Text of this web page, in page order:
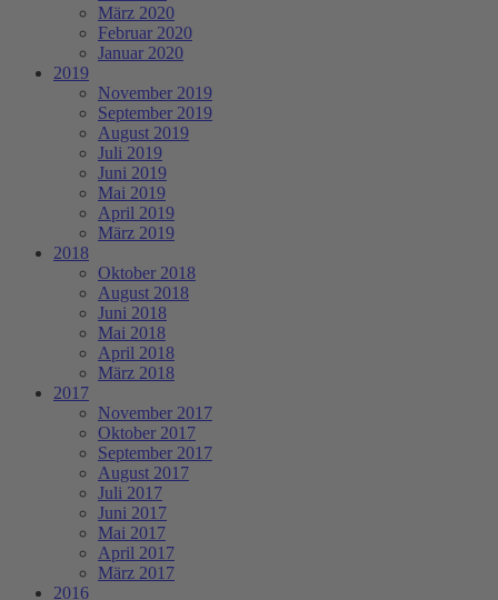
März 2020
Februar 2020
Januar 2020
2019
November 2019
September 2019
August 2019
Juli 2019
Juni 2019
Mai 2019
April 2019
März 2019
2018
Oktober 2018
August 2018
Juni 2018
Mai 2018
April 2018
März 2018
2017
November 2017
Oktober 2017
September 2017
August 2017
Juli 2017
Juni 2017
Mai 2017
April 2017
März 2017
2016